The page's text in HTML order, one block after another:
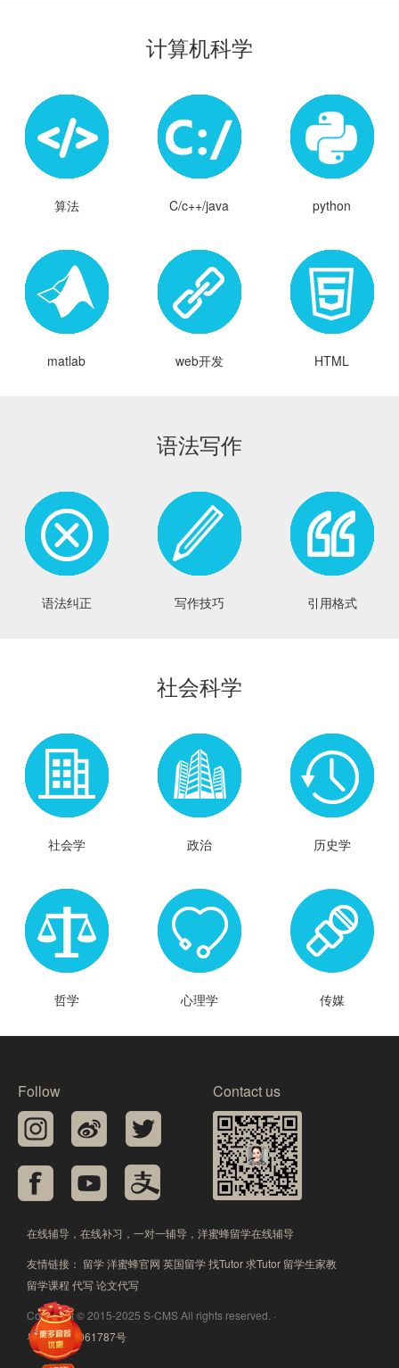
计算机科学
算法 C/c++/java python
matlab web开发 HTML
语法写作
语法纠正 写作技巧 引用格式
社会科学
社会学 政治 历史学
哲学 心理学 传媒
Follow Contact us
在线辅导，在线补习，一对一辅导，洋蜜蜂留学在线辅导
友情链接： 留学洋蜜蜂官网 英国留学找Tutor求Tutor 留学生家教
留学课程 代写论文代写
Copyright © 2015-2025 S-CMS All rights reserved. ·
粤ICP备15061787号